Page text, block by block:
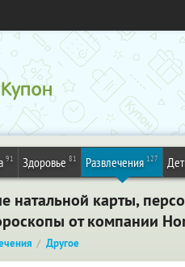
91 Здоровье 81 Развлечения 127
натальной карты,
от компании
Другое